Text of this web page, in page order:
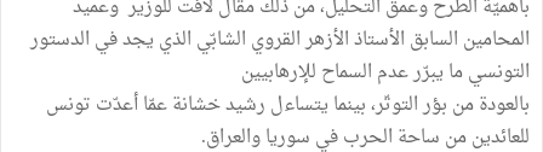
بأهميّة الطرح وعمق التحليل، من ذلك مقال لافت للوزير وعميد
المحامين السابق الأستاذ الأزهر القروي الشابّي الذي يجد في الدستور
التونسي ما يبرّر عدم السماح للإرهابيين
بالعودة من بؤر التوتّر، بينما يتساءل رشيد خشانة عمّا أعدّت تونس
للعائدين من ساحة الحرب في سوريا والعراق.